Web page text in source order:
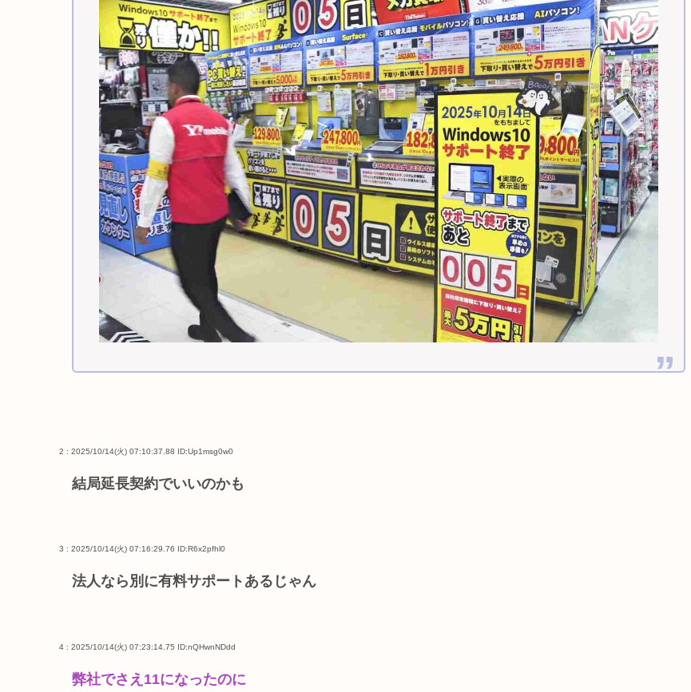
2 : 2025/10/14(火) 07:10:37.88 ID:Up1msg0w0
結局延長契約でいいのかも
3 : 2025/10/14(火) 07:16:29.76 ID:R6x2pfhl0
法人なら別に有料サポートあるじゃん
4 : 2025/10/14(火) 07:23:14.75 ID:nQHwnNDdd
弊社でさえ11になったのに